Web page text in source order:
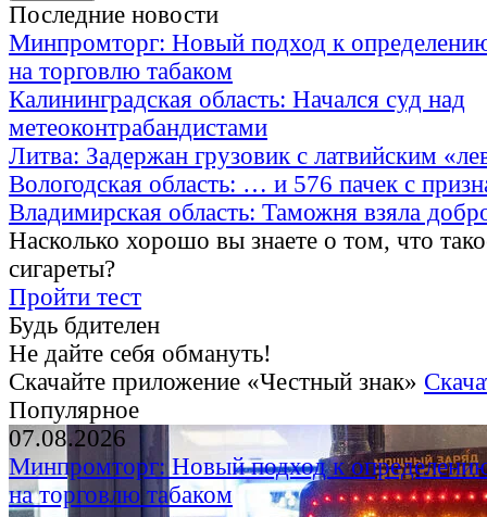
Последние новости
Минпромторг: Новый подход к
на торговлю табаком
Калининградская область: Начался суд над
метеоконтрабандистами
Литва: Задержан грузовик с латвийским
Вологодская область: … и 576 пачек с
Владимирская область: Таможня взяла
Насколько хорошо вы знаете о том, что
сигареты?
Пройти тест
Будь бдителен
Не дайте себя обмануть!
Скачайте приложение «Честный знак»
Популярное
07.08.2026
Минпромторг: Новый подход к
на торговлю табаком